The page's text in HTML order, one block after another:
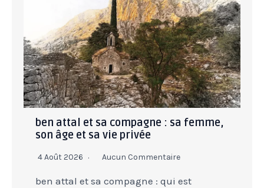
ben attal et sa compagne : sa femme,
son âge et sa vie privée
4 Août 2026 Aucun Commentaire
ben attal et sa compagne : qui est